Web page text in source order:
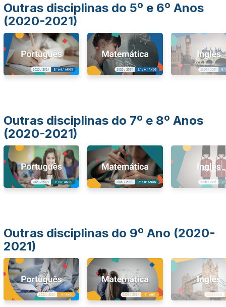
Outras disciplinas do 5º e 6º Anos
(2020-2021)
Outras disciplinas do 7º e 8º Anos
(2020-2021)
Outras disciplinas do 9º Ano (2020-
2021)